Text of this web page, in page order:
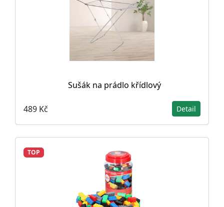
Sušák na prádlo křídlový
489 Kč Detail
TOP